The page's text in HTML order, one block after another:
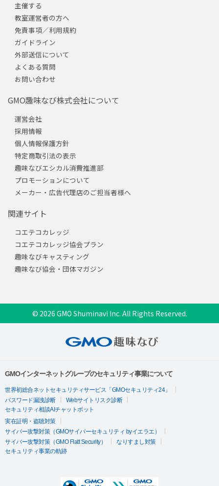
主催する
教室運営者の方へ
免責事項／利用規約
ガイドライン
外部送信について
よくある質問
お問い合わせ
GMO趣味なび株式会社について
運営会社
採用情報
個人情報保護方針
特定商取引法の表示
趣味なびエシカル消費推進部
プロモーションについて
メーカー・広告代理店のご担当者様へ
関連サイト
コエテコカレッジ
コエテコカレッジ協会プラン
趣味なびキャスティング
趣味なび協会・団体マガジン
© 2026 GMO Shuminavi Inc. All Rights Reserved.